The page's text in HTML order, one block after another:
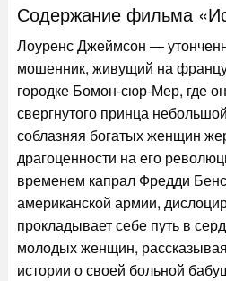
Содержание фильма
Лоуренс Джеймсон —
мошенник, живущий на
городке Бомон-сюр-Мер, где
свергнутого принца
соблазняя богатых женщин
драгоценности на его
временем капрал Фредди
американской армии,
прокладывает себе путь в
молодых женщин,
истории о своей больной